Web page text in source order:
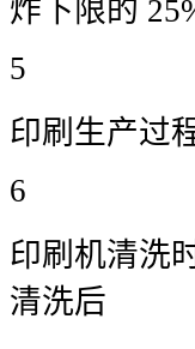
炸下限的
5
印刷生产过
6
印刷机清洗
清洗后